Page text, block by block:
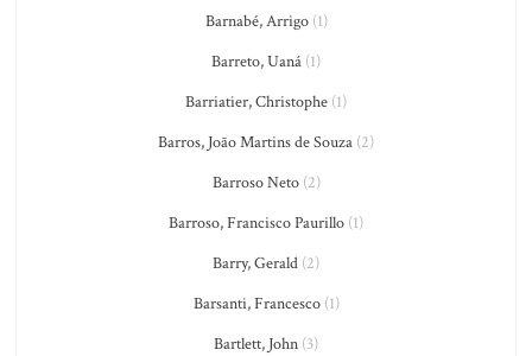
Barnabé, Arrigo(1)
Barreto, Uaná (1)
Barriatier, Christophe (1)
Barros, João Martins de Souza (2)
Barroso Neto(2)
Barroso, Francisco Paurillo (1)
Barry, Gerald (2)
Barsanti, Francesco(1)
Bartlett, John (3)